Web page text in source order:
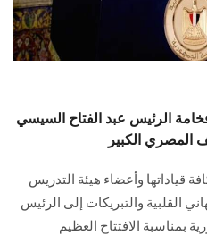
الرئيس عبد الفتاح السيسي
المصري الكبير
قياداتها وأعضاء هيئة التدريس
القلبية والتبريكات إلى الرئيس
بمناسبة الافتتاح العظيم